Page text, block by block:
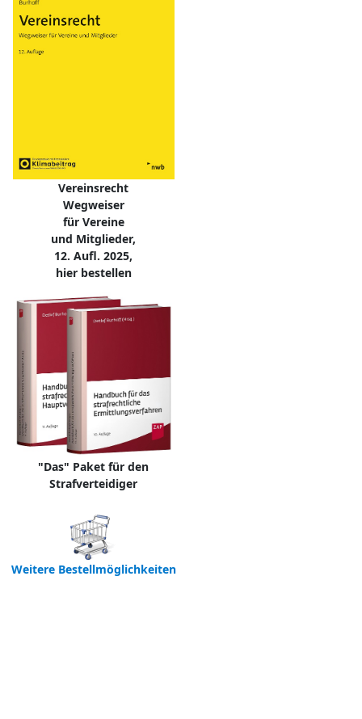
Vereinsrecht
Wegweiser
für Vereine
und Mitglieder,
12. Aufl. 2025,
hier bestellen
"Das" Paket für den
Strafverteidiger
Weitere Bestellmöglichkeiten